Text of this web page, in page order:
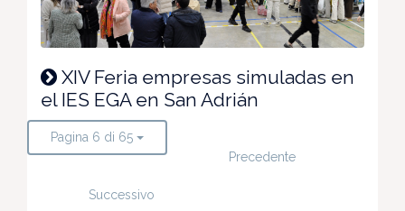
XIV Feria empresas simuladas en
el IES EGA en San Adrián
Pagina 6 di 65
Precedente
Successivo